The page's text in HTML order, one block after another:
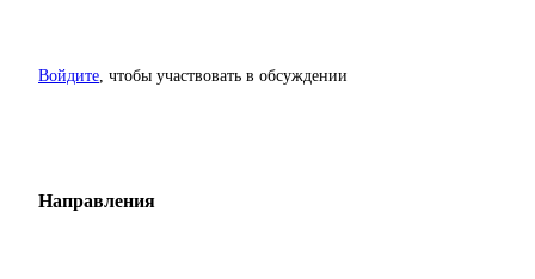
Войдите, чтобы участвовать в обсуждении
Направления